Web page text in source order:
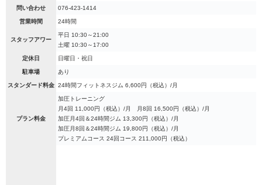
問い合わせ 076-423-1414
営業時間 24時間
スタッフアワー
平日 10:30～21:00
土曜 10:30～17:00
定休日 日曜日・祝日
駐車場 あり
スタンダード料金 24時間フィットネスジム 6,600円（税込）/月
プラン料金
加圧トレーニング
月4回 11,000円（税込）/月 月8回 16,500円（税込）/月
加圧月4回＆24時間ジム 13,300円（税込）/月
加圧月8回＆24時間ジム 19,800円（税込）/月
プレミアムコース 24回コース 211,000円（税込）